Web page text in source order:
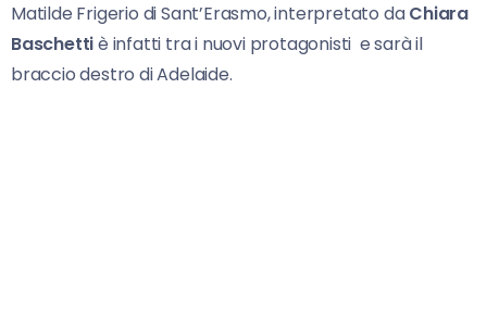
Matilde Frigerio di Sant’Erasmo, interpretato daChiara
Baschettiè infatti tra i nuovi protagonisti e sarà il
braccio destro di Adelaide.